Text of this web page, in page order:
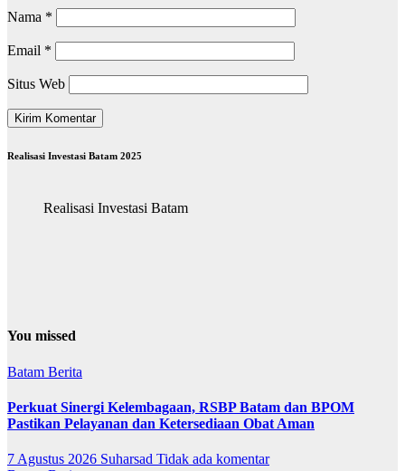
Nama *
Email *
Situs Web
Realisasi Investasi Batam 2025
Realisasi Investasi Batam
You missed
Batam Berita
Perkuat Sinergi Kelembagaan, RSBP Batam dan BPOM
Pastikan Pelayanan dan Ketersediaan Obat Aman
7 Agustus 2026 Suharsad Tidak ada komentar